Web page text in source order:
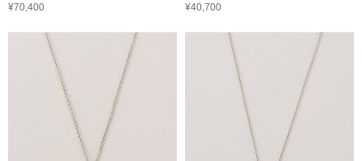
¥70,400
¥40,700